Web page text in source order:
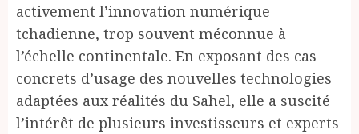
activement l’innovation numérique
tchadienne, trop souvent méconnue à
l’échelle continentale. En exposant des cas
concrets d’usage des nouvelles technologies
adaptées aux réalités du Sahel, elle a suscité
l’intérêt de plusieurs investisseurs et experts